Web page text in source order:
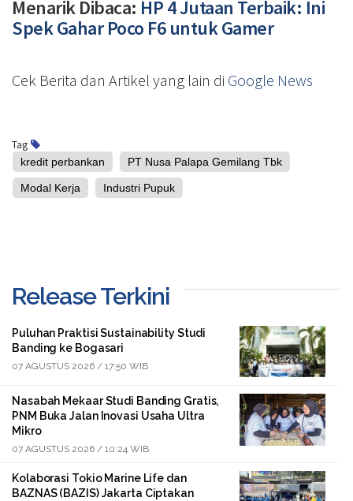
Menarik Dibaca: HP 4 Jutaan Terbaik: Ini
Spek Gahar Poco F6 untuk Gamer
Cek Berita dan Artikel yang lain di Google News
Tag
kredit perbankan PT Nusa Palapa Gemilang Tbk
Modal Kerja Industri Pupuk
Release Terkini
Puluhan Praktisi Sustainability Studi
Banding ke Bogasari
07 AGUSTUS 2026 / 17:50 WIB
Nasabah Mekaar Studi Banding Gratis,
PNM Buka Jalan Inovasi Usaha Ultra
Mikro
07 AGUSTUS 2026 / 10:24 WIB
Kolaborasi Tokio Marine Life dan
BAZNAS (BAZIS) Jakarta Ciptakan